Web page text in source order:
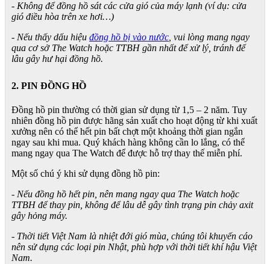
- Không để đồng hồ sát các cửa gió của máy lạnh (ví dụ: cửa
gió điều hòa trên xe hơi…)
- Nếu thấy dấu hiệu đồng hồ bị vào nước , vui lòng mang ngay
qua cơ sở The Watch hoặc TTBH gần nhất để xử lý, tránh để
lâu gây hư hại đồng hồ.
2. PIN ĐỒNG HỒ
Đồng hồ pin thường có thời gian sử dụng từ 1,5 – 2 năm. Tuy
nhiên đồng hồ pin được hãng sản xuất cho hoạt động từ khi xuất
xưởng nên có thể hết pin bất chợt một khoảng thời gian ngắn
ngay sau khi mua. Quý khách hàng không cần lo lắng, có thể
mang ngay qua The Watch để được hỗ trợ thay thế miễn phí.
Một số chú ý khi sử dụng đồng hồ pin:
- Nếu đồng hồ hết pin, nên mang ngay qua The Watch hoặc
TTBH để thay pin, không để lâu dễ gây tình trạng pin chảy axit
gây hỏng máy.
- Thời tiết Việt Nam là nhiệt đới gió mùa, chúng tôi khuyến cáo
nên sử dụng các loại pin Nhật, phù hợp với thời tiết khí hậu Việt
Nam.